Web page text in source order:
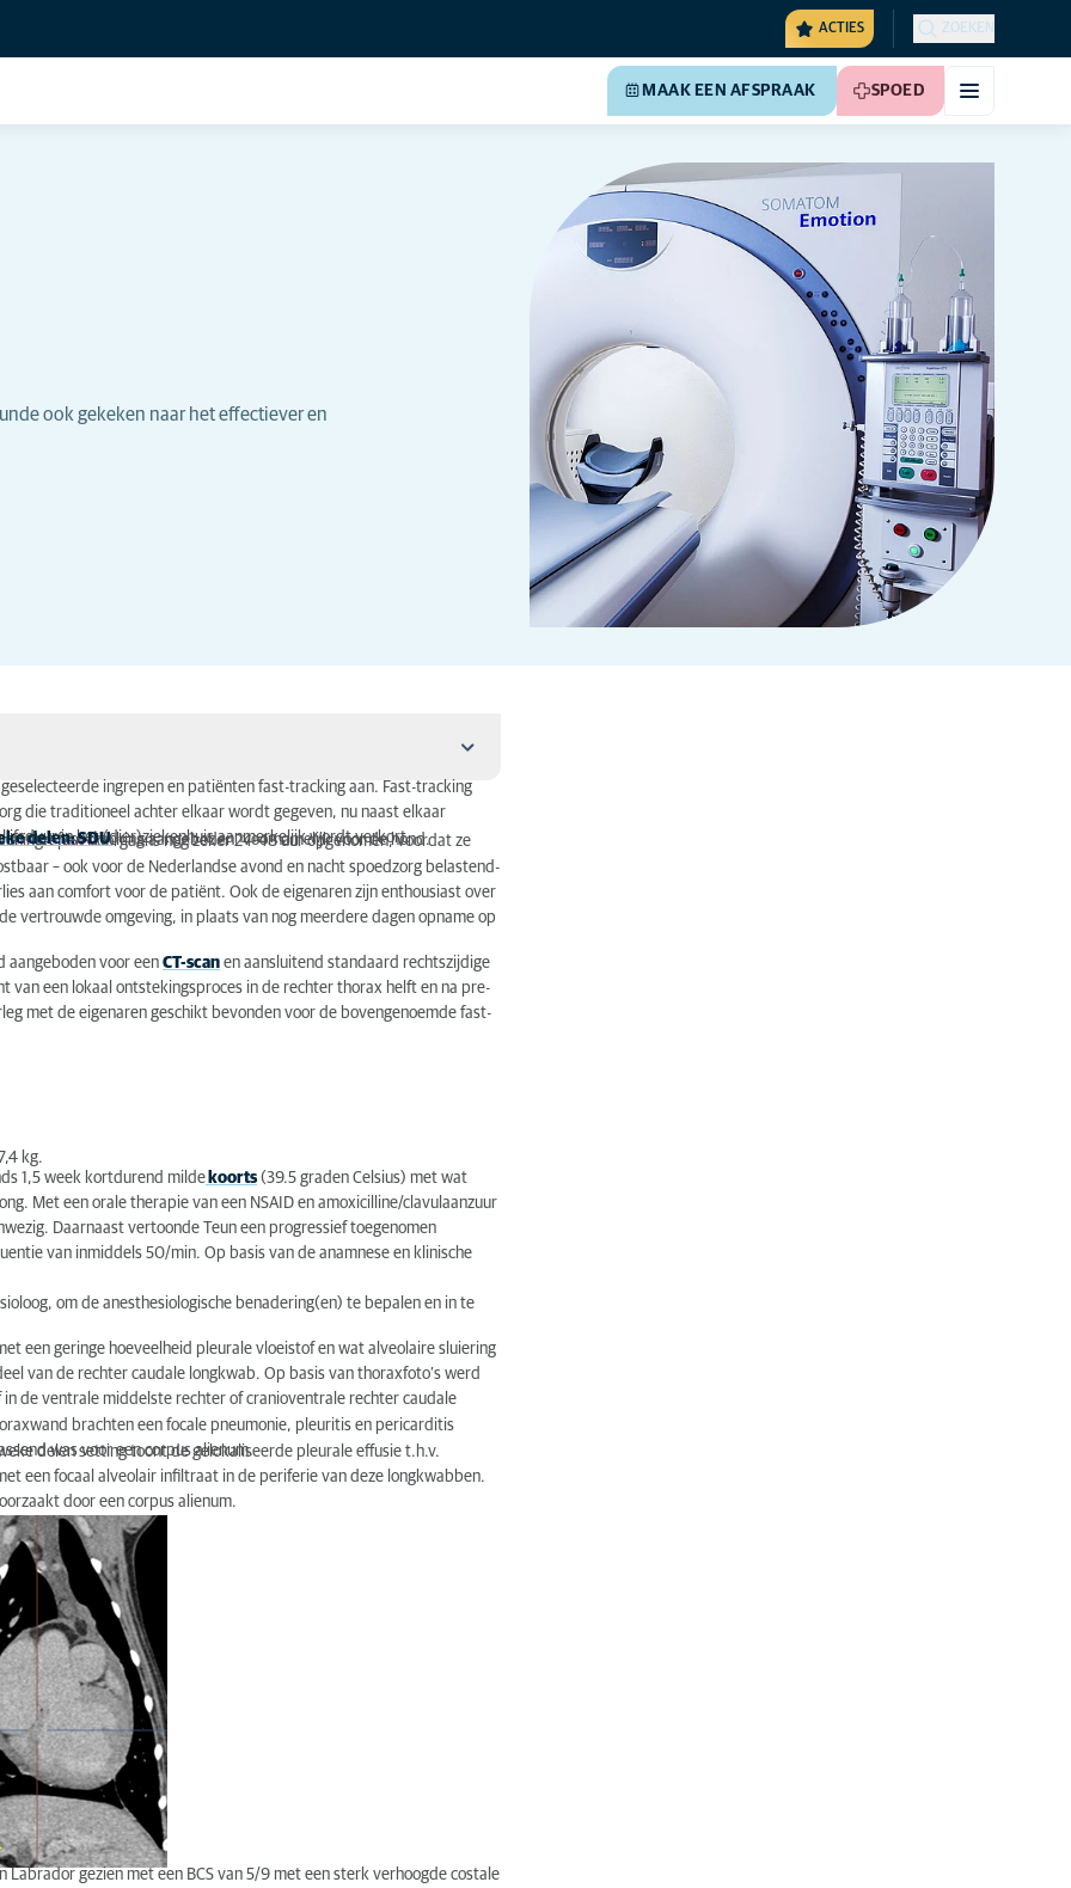
ACTIES ZOEKEN
MAAK EEN AFSPRAAK SPOED
ook gekeken naar het effectiever en
ingrepen en patiënten fast-tracking aan. Fast-tracking
die traditioneel achter elkaar wordt gegeven, nu naast elkaar
in het (dier)ziekenhuis aanmerkelijk wordt verkort.
delen: SDU
met fast-tracking aangeboden, voornamelijk voor de hond.
ingrepen doorgaans nog zeker 24-48 uur opgenomen, voordat ze
– ook voor de Nederlandse avond en nacht spoedzorg belastend-
aan comfort voor de patiënt. Ook de eigenaren zijn enthousiast over
vertrouwde omgeving, in plaats van nog meerdere dagen opname op
aangeboden voor een CT-scan en aansluitend standaard rechtszijdige
van een lokaal ontstekingsproces in de rechter thorax helft en na pre-
met de eigenaren geschikt bevonden voor de bovengenoemde fast-
kg.
1,5 week kortdurend milde koorts(39.5 graden Celsius) met wat
Met een orale therapie van een NSAID en amoxicilline/clavulaanzuur
Daarnaast vertoonde Teun een progressief toegenomen
van inmiddels 50/min. Op basis van de anamnese en klinische
om de anesthesiologische benadering(en) te bepalen en in te
een geringe hoeveelheid pleurale vloeistof en wat alveolaire sluiering
van de rechter caudale longkwab. Op basis van thoraxfoto’s werd
de ventrale middelste rechter of cranioventrale rechter caudale
brachten een focale pneumonie, pleuritis en pericarditis
was voor een corpus alienum.
delen setting toont de gelokaliseerde pleurale effusie t.h.v.
een focaal alveolair infiltraat in de periferie van deze longkwabben.
door een corpus alienum.
gezien met een BCS van 5/9 met een sterk verhoogde costale